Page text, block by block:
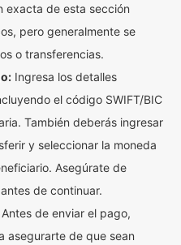
exacta de esta sección
pero generalmente se
o transferencias.
Ingresa los detalles
el código SWIFT/BIC
También deberás ingresar
y seleccionar la moneda
Asegúrate de
de continuar.
Antes de enviar el pago,
asegurarte de que sean